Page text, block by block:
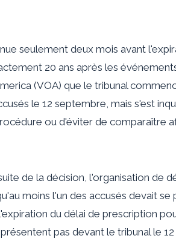
seulement deux mois avant
20 ans après les
(VOA) que le tribunal
le 12 septembre, mais s'est
ou d'éviter de comparaître
de la décision, l'organisation de
moins l'un des accusés devait
du délai de prescription
pas devant le tribunal le